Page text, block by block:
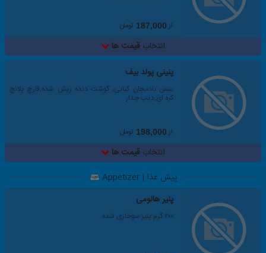
از187,000 تومان
انتخاب قیمت ها
پنینی پولد بیف
سس بادمجان کبابی، گوشت دنده ریش شده,قارچ بلانچ
کره ای,دیپ چدار
از198,000 تومان
انتخاب قیمت ها
پیش غذا | Appetizer
پنیر هالومی
۲۰۰ گرم پنیر سوخاری شده